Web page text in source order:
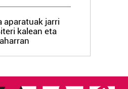
eta hirugarrenen cookie-
Zure esperientzia eta
cookie teknologiaz
gero, teknologia hori
ematen diguzu.Gehiago
aparatuak jarri
kalean eta